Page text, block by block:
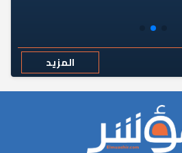
المزيد